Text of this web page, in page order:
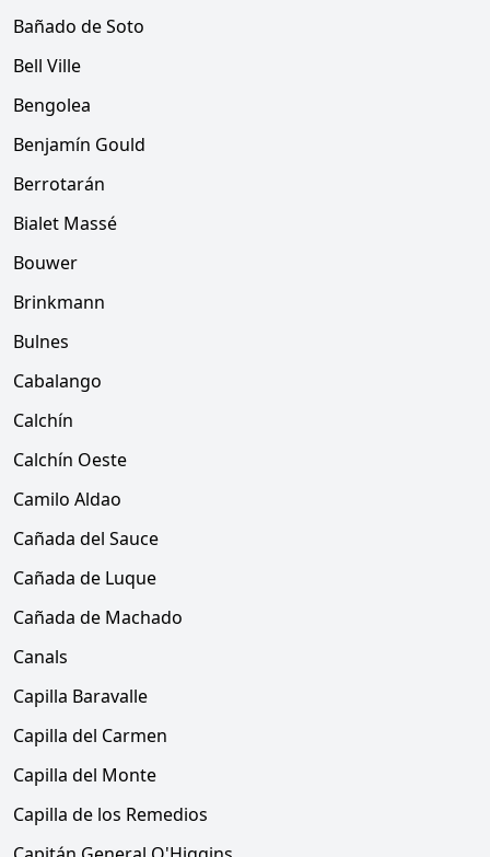
Bañado de Soto
Bell Ville
Bengolea
Benjamín Gould
Berrotarán
Bialet Massé
Bouwer
Brinkmann
Bulnes
Cabalango
Calchín
Calchín Oeste
Camilo Aldao
Cañada del Sauce
Cañada de Luque
Cañada de Machado
Canals
Capilla Baravalle
Capilla del Carmen
Capilla del Monte
Capilla de los Remedios